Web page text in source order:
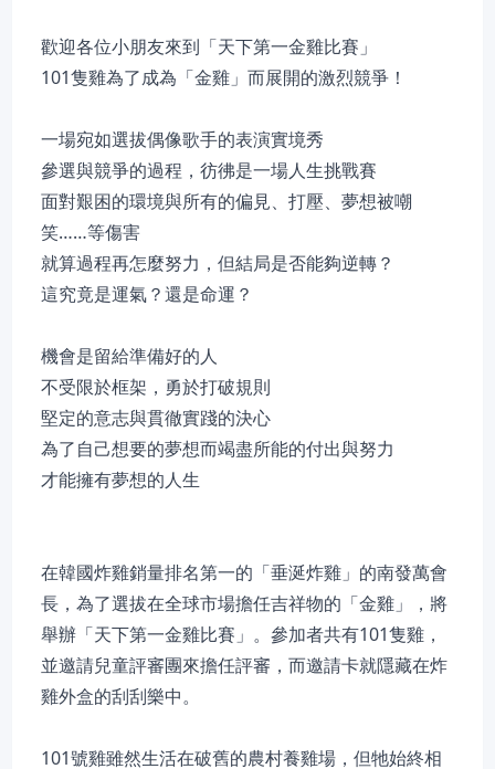
歡迎各位小朋友來到「天下第一金雞比賽」
101隻雞為了成為「金雞」而展開的激烈競爭！
一場宛如選拔偶像歌手的表演實境秀
參選與競爭的過程，彷彿是一場人生挑戰賽
面對艱困的環境與所有的偏見、打壓、夢想被嘲
笑……等傷害
就算過程再怎麼努力，但結局是否能夠逆轉？
這究竟是運氣？還是命運？
機會是留給準備好的人
不受限於框架，勇於打破規則
堅定的意志與貫徹實踐的決心
為了自己想要的夢想而竭盡所能的付出與努力
才能擁有夢想的人生
在韓國炸雞銷量排名第一的「垂涎炸雞」的南發萬會
長，為了選拔在全球市場擔任吉祥物的「金雞」，將
舉辦「天下第一金雞比賽」。參加者共有101隻雞，
並邀請兒童評審團來擔任評審，而邀請卡就隱藏在炸
雞外盒的刮刮樂中。
101號雞雖然生活在破舊的農村養雞場，但牠始終相